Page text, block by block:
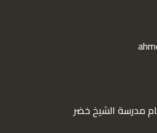
مدرسة الشيخ خضر